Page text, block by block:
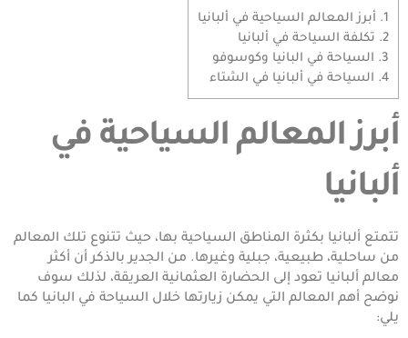
1. أبرز المعالم السياحية في ألبانيا
2. تكلفة السياحة في ألبانيا
3.
السياحة في البانيا وكوسوفو
4. السياحة في ألبانيا في الشتاء
أبرز المعالم السياحية في
ألبانيا
تتمتع ألبانيا بكثرة المناطق السياحية بها، حيث تتنوع تلك المعالم
من ساحلية، طبيعية، جبلية وغيرها. من الجدير بالذكر أن أكثر
معالم ألبانيا تعود إلى الحضارة العثمانية العريقة، لذلك سوف
نوضح أهم المعالم التي يمكن زيارتها خلال السياحة في البانيا كما
يلي: